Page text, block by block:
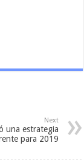
Next
una estrategia
para 2019